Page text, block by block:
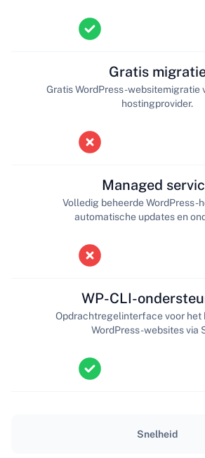
Gratis
Gratis WordPress-websitemigratie
hostingprovider.
Managed
Volledig beheerde WordPress-
automatische updates en
WP-CLI-
Opdrachtregelinterface voor het
WordPress-websites via
Snelheid